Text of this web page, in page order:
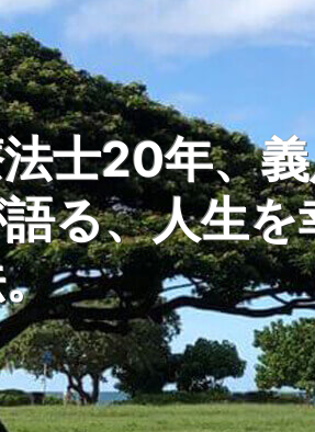
士20年、
る、人生